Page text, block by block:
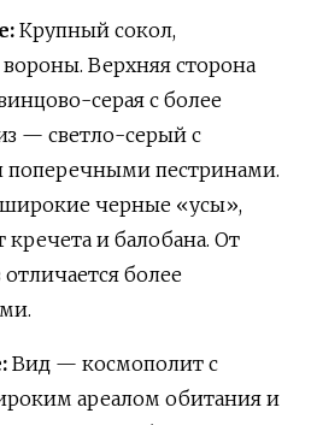
Крупный сокол,
Верхняя сторона
серая с более
— светло-серый с
пестринами.
черные «усы»,
и балобана. От
более
Вид — космополит с
ареалом обитания и